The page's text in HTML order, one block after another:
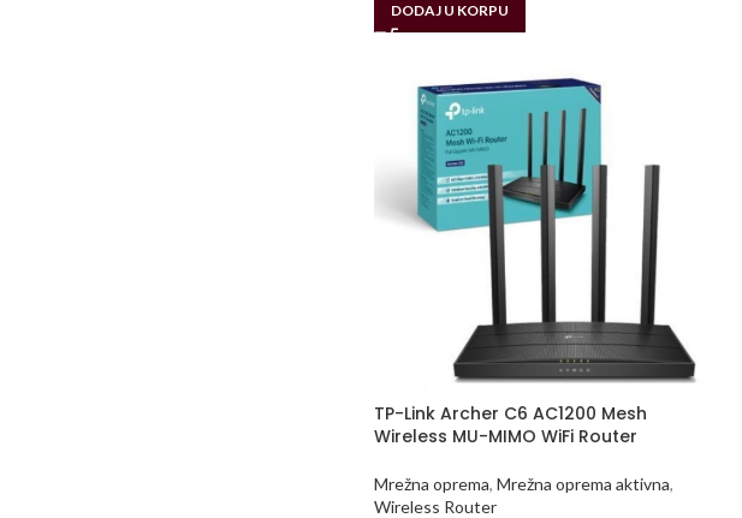
DODAJ U KORPU
TP-Link Archer C6 AC1200 Mesh
Wireless MU-MIMO WiFi Router
Mrežna oprema, Mrežna oprema aktivna,
Wireless Router